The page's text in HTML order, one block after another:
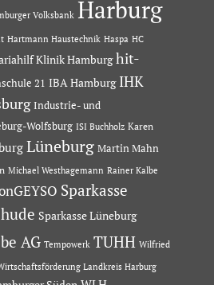
Volksbank Harburg
Hartmann Haustechnik Haspa HC
Klinik Hamburg hit-
21 IBA Hamburg IHK
Industrie- und
Wolfsburg ISI Buchholz Karen
Lüneburg Martin Mahn
Michael Westhagemann Rainer Kalbe
Sparkasse
Sparkasse Lüneburg
AG Tempowerk TUHH Wilfried
Landkreis Harburg